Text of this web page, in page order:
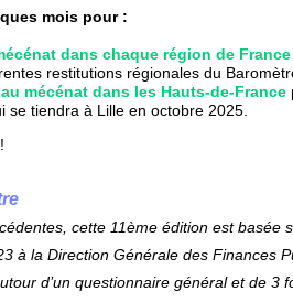
mois pour :
dans chaque région de France
restitutions régionales du
mécénat dans les Hauts-de-France
se tiendra à Lille en octobre 2025.
cette 11ème édition est basée
à la Direction Générale des Finances
d’un questionnaire général et de 3